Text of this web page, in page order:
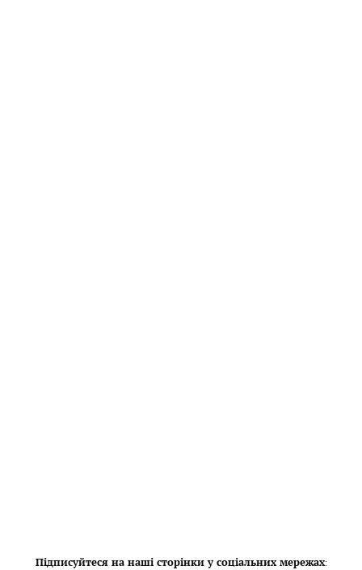
Підписуйтеся на наші сторінки у соціальних мережах: